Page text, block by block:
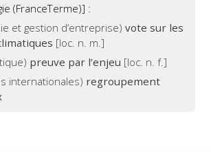
(FranceTerme)] :
et gestion d’entreprise)vote sur les
[loc. n. m.]
preuve par l’enjeu [loc. n. f.]
internationales) regroupement